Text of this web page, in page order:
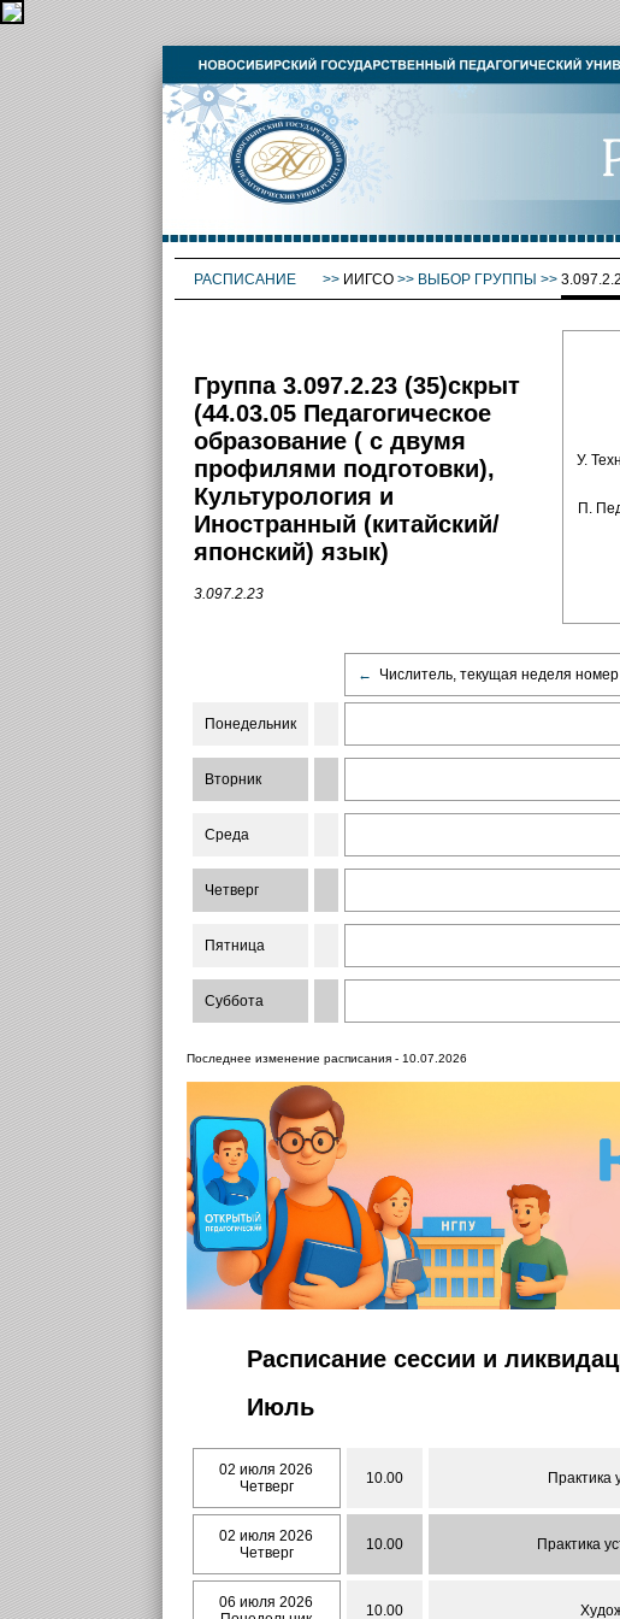
РАСПИСАНИЕ >> ИИГСО>> ВЫБОР ГРУППЫ >>
Группа 3.097.2.23 (35)скрыт
(44.03.05 Педагогическое
образование ( с двумя
профилями подготовки),
Культурология и
Иностранный (китайский/
японский) язык)
3.097.2.23
У.
П.
← Числитель, текущая неделя
Понедельник
Вторник
Среда
Четверг
Пятница
Суббота
Последнее изменение расписания - 10.07.2026
Расписание сессии и
Июль
02 июля 2026
Четверг
10.00 Практика
02 июля 2026
Четверг
10.00 Практика
06 июля 2026
10.00